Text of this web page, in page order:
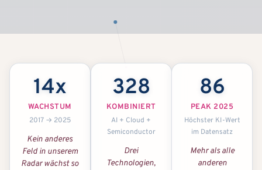
14x
WACHSTUM
2017 → 2025
Kein anderes
Feld in unserem
Radar wächst so
328
KOMBINIERT
AI + Cloud +
Semiconductor
Drei
Technologien,
86
PEAK 2025
Höchster KI-Wert
im Datensatz
Mehr als alle
anderen